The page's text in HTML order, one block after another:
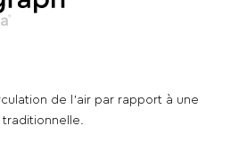
de l'air par rapport à une
traditionnelle.